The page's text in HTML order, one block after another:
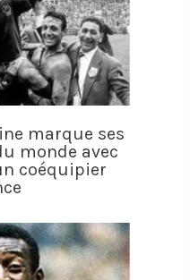
marque ses
monde avec
coéquipier